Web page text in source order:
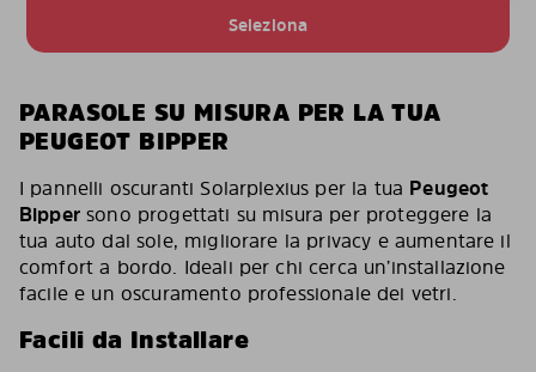
Seleziona
PARASOLE SU MISURA PER LA TUA
PEUGEOT BIPPER
I pannelli oscuranti Solarplexius per la tua Peugeot
Bippersono progettati su misura per proteggere la
tua auto dal sole, migliorare la privacy e aumentare il
comfort a bordo. Ideali per chi cerca un’installazione
facile e un oscuramento professionale dei vetri.
Facili da Installare